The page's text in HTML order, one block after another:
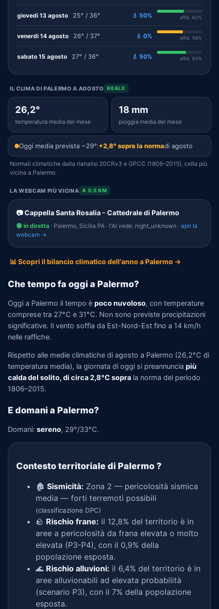
giovedì 13 agosto 25° / 36° 💧 50% affid. 60%
venerdì 14 agosto 26° / 37° 💧 0% affid. 58%
sabato 15 agosto 27° / 36° 💧 50% affid. 64%
IL CLIMA DI PALERMO A AGOSTO REALE
26,2°
temperatura media del mese
18 mm
pioggia media del mese
Oggi media prevista ~29°:+2,8° sopra la normadi agosto
Normali climatiche dalla rianalisi 20CRv3 e GPCC (1806–2015), cella più
vicina a Palermo.
LA WEBCAM PIÙ VICINA A 0.5 KM
📷 Cappella Santa Rosalia - Cattedrale di Palermo
🟢 in diretta · Palermo, Sicilia PA · l'AI vede: night_unknown · apri la
webcam →
📊 Scopri il bilancio climatico dell'anno a Palermo →
Che tempo fa oggi a Palermo?
Oggi a Palermo il tempo è poco nuvoloso, con temperature
comprese tra 27°C e 31°C. Non sono previste precipitazioni
significative. Il vento soffia da Est-Nord-Est fino a 14 km/h
nelle raffiche.
Rispetto alle medie climatiche di agosto a Palermo (26,2°C di
temperatura media), la giornata di oggi si preannuncia più
calda del solito, di circa 2,8°C sopra la norma del periodo
1806–2015.
E domani a Palermo?
Domani: sereno, 29°/33°C.
Contesto territoriale di Palermo?
🏚️ Sismicità: Zona 2 — pericolosità sismica
media — forti terremoti possibili
(classificazione DPC)
🪨 Rischio frane: il 12,8% del territorio è in
aree a pericolosità da frana elevata o molto
elevata (P3-P4), con il 0,9% della
popolazione esposta.
🌊 Rischio alluvioni: il 6,4% del territorio è in
aree alluvionabili ad elevata probabilità
(scenario P3), con il 7% della popolazione
esposta.